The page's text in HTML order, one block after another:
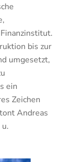
bis zur
umgesetzt,
ein
Zeichen
Andreas